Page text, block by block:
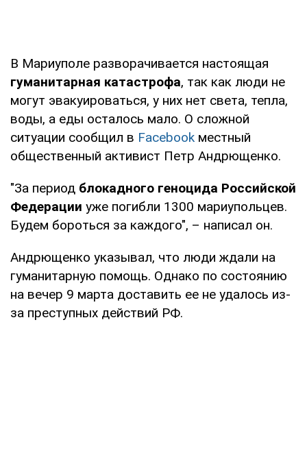
В Мариуполе разворачивается настоящая
гуманитарная катастрофа, так как люди не
могут эвакуироваться, у них нет света, тепла,
воды, а еды осталось мало. О сложной
ситуации сообщил в Facebook местный
общественный активист Петр Андрющенко.
"За период блокадного геноцида Российской
Федерации уже погибли 1300 мариупольцев.
Будем бороться за каждого", – написал он.
Андрющенко указывал, что люди ждали на
гуманитарную помощь. Однако по состоянию
на вечер 9 марта доставить ее не удалось из-
за преступных действий РФ.